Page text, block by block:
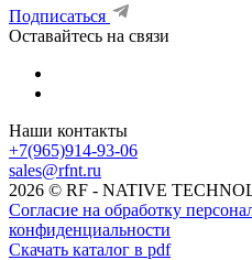
Подписаться
Оставайтесь на связи
Наши контакты
+7(965)914-93-06
sales@rfnt.ru
2026 © RF - NATIVE
Согласие на обработку
конфиденциальности
Скачать каталог в pdf